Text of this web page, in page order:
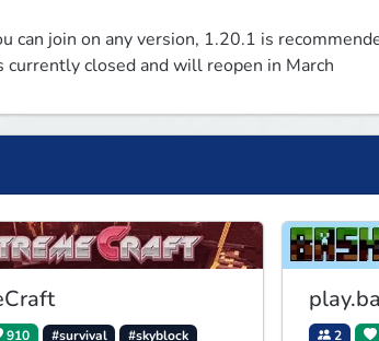
can join on any version, 1.20.1 is
currently closed and will reopen in March
910 #survival
#skyblock
2